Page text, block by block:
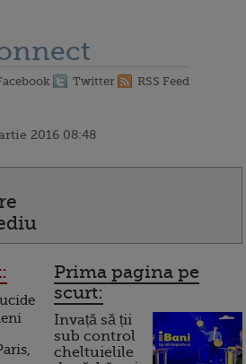
Twitter RSS Feed
2016 08:48
Prima pagina pe
scurt:
Invață să ții
sub control
cheltuielile